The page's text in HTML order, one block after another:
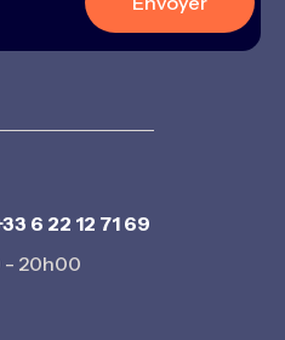
6 22 12 71 69
- 20h00